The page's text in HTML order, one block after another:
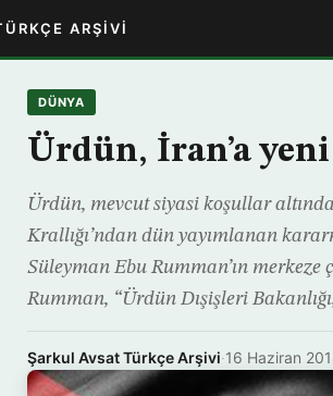
ARŞIVI
DÜNYA
Ürdün, İran’a
Ürdün, mevcut siyasi koşullar
Krallığı’ndan dün yayımlanan
Süleyman Ebu Rumman’ın merkeze
Rumman, “Ürdün Dışişleri
Şarkul Avsat Türkçe Arşivi·16 Haziran